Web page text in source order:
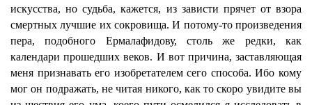
искусства, но судьба, кажется, из зависти прячет от взора
смертных лучшие их сокровища. И потому-то произведения
пера, подобного Ермалафидову, столь же редки, как
календари прошедших веков. И вот причина, заставляющая
меня признавать его изобретателем сего способа. Ибо кому
мог он подражать, не читая никого, как то скоро увидите вы